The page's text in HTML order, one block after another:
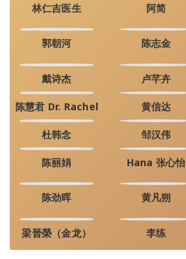
林仁吉医生 阿简
郭朝河 陈志金
戴诗杰 卢芊卉
陈慧君 Dr. Rachel 黄信达
杜韩念 邹汉伟
陈丽娟 Hana 张心怡
陈劲晖 黄凡朔
梁晉榮（金龙） 李练